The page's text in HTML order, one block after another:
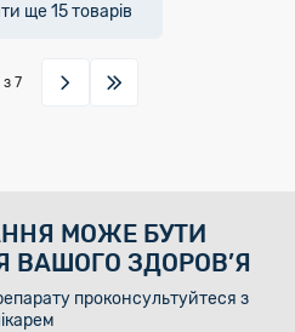
ще15товарів
з 7
МОЖЕ БУТИ
ВАШОГО ЗДОРОВ’Я
проконсультуйтеся з